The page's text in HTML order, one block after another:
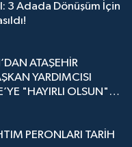
3 Adada Dönüşüm İçin
ATAŞEHİR
YARDIMCISI
"HAYIRLI OLSUN"
PERONLARI TARİH